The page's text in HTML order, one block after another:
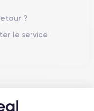
?
le service